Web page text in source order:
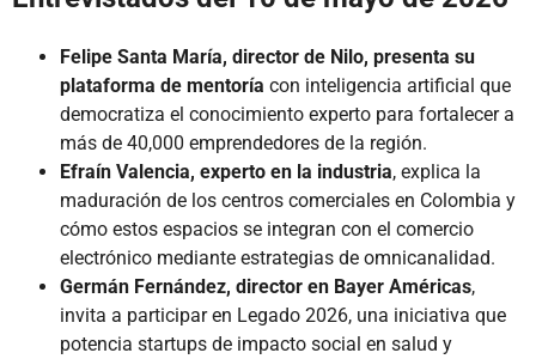
Felipe Santa María, director de Nilo, presenta su
plataforma de mentoría con inteligencia artificial que
democratiza el conocimiento experto para fortalecer a
más de 40,000 emprendedores de la región.
Efraín Valencia, experto en la industria, explica la
maduración de los centros comerciales en Colombia y
cómo estos espacios se integran con el comercio
electrónico mediante estrategias de omnicanalidad.
Germán Fernández, director en Bayer Américas,
invita a participar en Legado 2026, una iniciativa que
potencia startups de impacto social en salud y